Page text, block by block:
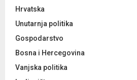
Hrvatska
Unutarnja politika
Gospodarstvo
Bosna i Hercegovina
Vanjska politika